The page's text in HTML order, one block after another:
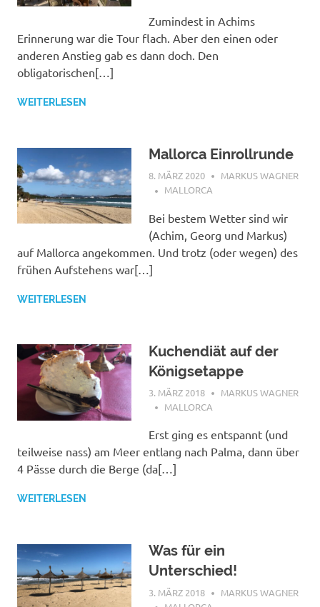
Zumindest in Achims
Erinnerung war die Tour flach. Aber den einen oder
anderen Anstieg gab es dann doch. Den
obligatorischen[…]
WEITERLESEN
Mallorca Einrollrunde
8. MÄRZ 2020
MARKUS WAGNER
MALLORCA
Bei bestem Wetter sind wir
(Achim, Georg und Markus)
auf Mallorca angekommen. Und trotz (oder wegen) des
frühen Aufstehens war[…]
WEITERLESEN
Kuchendiät auf der
Königsetappe
3. MÄRZ 2018
MARKUS WAGNER
MALLORCA
Erst ging es entspannt (und
teilweise nass) am Meer entlang nach Palma, dann über
4 Pässe durch die Berge (da[…]
WEITERLESEN
Was für ein
Unterschied!
3. MÄRZ 2018
MARKUS WAGNER